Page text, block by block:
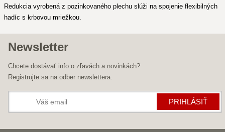
Redukcia vyrobená z pozinkovaného plechu slúži na spojenie flexibilných
hadíc s krbovou mriežkou.
Newsletter
Chcete dostávať info o zľavách a novinkách?
Registrujte sa na odber newslettera.
PRIHLÁSIŤ